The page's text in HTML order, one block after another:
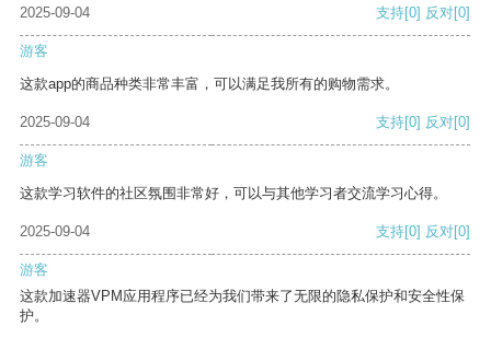
2025-09-04 支持[0] 反对[0]
游客
这款app的商品种类非常丰富，可以满足我所有的购物需求。
2025-09-04 支持[0] 反对[0]
游客
这款学习软件的社区氛围非常好，可以与其他学习者交流学习心得。
2025-09-04 支持[0] 反对[0]
游客
这款加速器VPM应用程序已经为我们带来了无限的隐私保护和安全性保
护。